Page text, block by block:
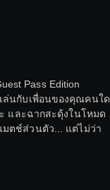
Pass Edition
ล่นกับเพื่อนของคุณคนใด
และฉากสะดุ้งในโหมด
ตช์ส่วนตัว... แต่ไม่ว่า